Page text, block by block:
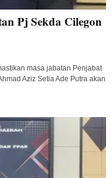
Pj Sekda Cilegon
masa jabatan Penjabat
Aziz Setia Ade Putra akan